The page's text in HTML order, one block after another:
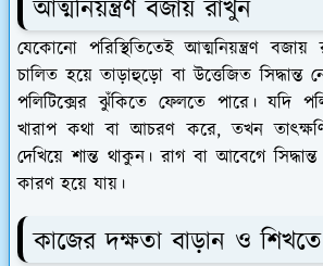
আত্মনিয়ন্ত্রণ বজায় রাখুন
যেকোনো পরিস্থিতিতেই আত্মনিয়ন্ত্রণ বজায়
চালিত হয়ে তাড়াহুড়ো বা উত্তেজিত
পলিটিক্সের ঝুঁকিতে ফেলতে পারে। যদি
খারাপ কথা বা আচরণ করে, তখন
দেখিয়ে শান্ত থাকুন। রাগ বা আবেগে
কারণ হয়ে যায়।
কাজের দক্ষতা বাড়ান ও